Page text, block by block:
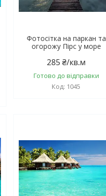
Фотосітка на паркан та
огорожу Пірс у море
285 ₴/кв.м
Готово до відправки
1045